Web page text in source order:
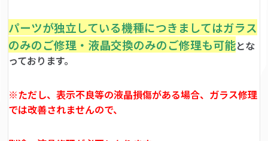
パーツが独立している機種につきましてはガラス
のみのご修理・液晶交換のみのご修理も可能とな
っております。
※ただし、表示不良等の液晶損傷がある場合、ガラス修理
では改善されませんので、